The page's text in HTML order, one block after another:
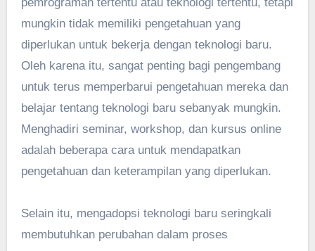
mungkin tidak memiliki pengetahuan yang
diperlukan untuk bekerja dengan teknologi baru.
Oleh karena itu, sangat penting bagi pengembang
untuk terus memperbarui pengetahuan mereka dan
belajar tentang teknologi baru sebanyak mungkin.
Menghadiri seminar, workshop, dan kursus online
adalah beberapa cara untuk mendapatkan
pengetahuan dan keterampilan yang diperlukan.
Selain itu, mengadopsi teknologi baru seringkali
membutuhkan perubahan dalam proses